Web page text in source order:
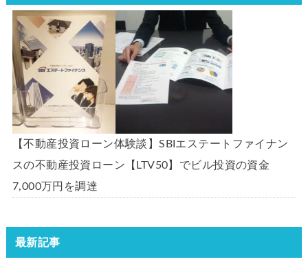
【不動産投資ローン体験談】SBIエステートファイナン
スの不動産投資ローン【LTV50】でビル投資の資金
7,000万円を調達
最新記事